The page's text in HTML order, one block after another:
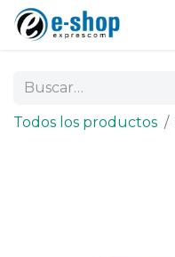
Todos los productos